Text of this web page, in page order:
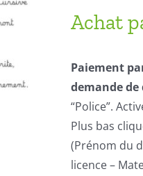
Achat
Paiement
demande de
“Police”.
Plus bas
(Prénom du
licence –